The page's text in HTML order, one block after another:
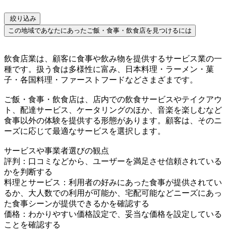
絞り込み
この地域であなたにあったご飯・食事・飲食店を見つけるには
飲食店業は、顧客に食事や飲み物を提供するサービス業の一
種です。扱う食は多様性に富み、日本料理・ラーメン・菓
子・各国料理・ファーストフードなどさまざまです。
ご飯・食事・飲食店は、店内での飲食サービスやテイクアウ
ト、配達サービス、ケータリングのほか、音楽を楽しむなど
食事以外の体験を提供する形態があります。顧客は、そのニ
ーズに応じて最適なサービスを選択します。
サービスや事業者選びの観点
評判：口コミなどから、ユーザーを満足させ信頼されている
かを判断する
料理とサービス：利用者の好みにあった食事が提供されてい
るか、大人数での利用が可能か、宅配可能などニーズにあっ
た食事シーンが提供できるかを確認する
価格：わかりやすい価格設定で、妥当な価格を設定している
ことを確認する